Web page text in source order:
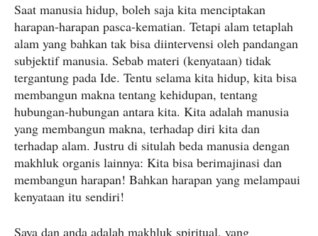
Saat manusia hidup, boleh saja kita menciptakan
harapan-harapan pasca-kematian. Tetapi alam tetaplah
alam yang bahkan tak bisa diintervensi oleh pandangan
subjektif manusia. Sebab materi (kenyataan) tidak
tergantung pada Ide. Tentu selama kita hidup, kita bisa
membangun makna tentang kehidupan, tentang
hubungan-hubungan antara kita. Kita adalah manusia
yang membangun makna, terhadap diri kita dan
terhadap alam. Justru di situlah beda manusia dengan
makhluk organis lainnya: Kita bisa berimajinasi dan
membangun harapan! Bahkan harapan yang melampaui
kenyataan itu sendiri!
Saya dan anda adalah makhluk spiritual, yang